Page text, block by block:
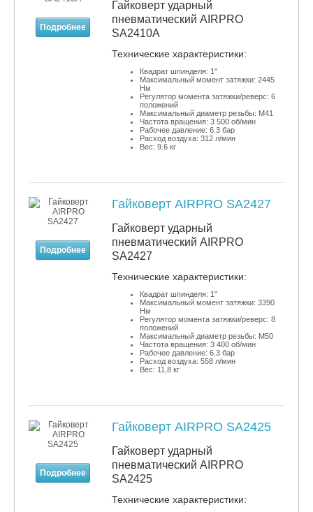
Подробнее
Гайковерт ударный
пневматический AIRPRO
SA2410A
​Технические характеристики:
Квадрат шпинделя: 1"
Максимальный момент затяжки: 2445
Нм
Регулятор момента затяжки/реверс: 6
положений
Максимальный диаметр резьбы: М41
Частота вращения: 3 500 об/мин
Рабочее давление: 6.3 бар
Расход воздуха: 312 л/мин
Вес: 9.6 кг
Подробнее
Гайковерт AIRPRO SA2427
Гайковерт ударный
пневматический AIRPRO
SA2427
​Технические характеристики:
Квадрат шпинделя: 1"
Максимальный момент затяжки: 3390
Нм
Регулятор момента затяжки/реверс: 8
положений
Максимальный диаметр резьбы: М50
Частота вращения: 3 400 об/мин
Рабочее давление: 6.3 бар
Расход воздуха: 558 л/мин
Вес: 11,8 кг
Подробнее
Гайковерт AIRPRO SA2425
Гайковерт ударный
пневматический AIRPRO
SA2425
​Технические характеристики: